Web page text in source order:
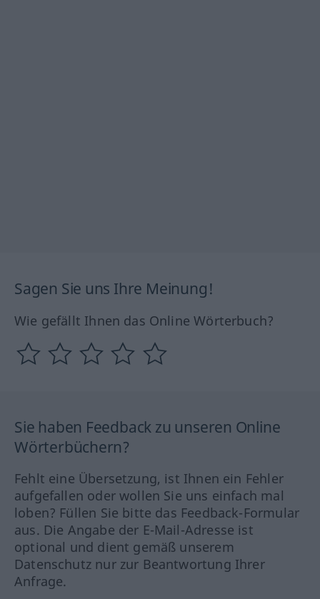
Sagen Sie uns Ihre Meinung!
Wie gefällt Ihnen das Online Wörterbuch?
Sie haben Feedback zu unseren Online
Wörterbüchern?
Fehlt eine Übersetzung, ist Ihnen ein Fehler
aufgefallen oder wollen Sie uns einfach mal
loben? Füllen Sie bitte das Feedback-Formular
aus. Die Angabe der E-Mail-Adresse ist
optional und dient gemäß unserem
Datenschutz nur zur Beantwortung Ihrer
Anfrage.